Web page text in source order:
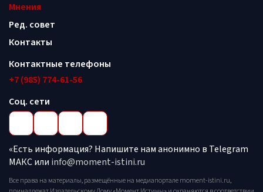
Мнения
Ред. совет
Контакты
Контактные телефоны
+7 (985) 774-61-56
Соц. сети
«Есть информация? Напишите нам анонимно в Telegram
МАКС или info@moment-istini.ru
Все права на материалы, размещённые на медиапортале moment-istini.ru,